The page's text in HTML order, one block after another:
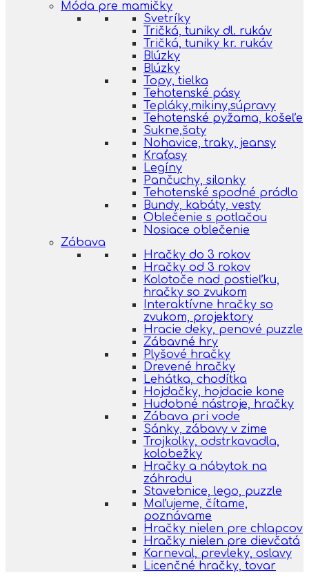
Móda pre mamičky
Svetríky
Tričká, tuniky dl. rukáv
Tričká, tuniky kr. rukáv
Blúzky
Blúzky
Topy, tielka
Tehotenské pásy
Tepláky,mikiny,súpravy
Tehotenské pyžama, košeľe
Sukne,šaty
Nohavice, traky, jeansy
Kraťasy
Legíny
Pančuchy, silonky
Tehotenské spodné prádlo
Bundy, kabáty, vesty
Oblečenie s potlačou
Nosiace oblečenie
Zábava
Hračky do 3 rokov
Hračky od 3 rokov
Kolotoče nad postieľku,
hračky so zvukom
Interaktívne hračky so
zvukom, projektory
Hracie deky, penové puzzle
Zábavné hry
Plyšové hračky
Drevené hračky
Lehátka, chodítka
Hojdačky, hojdacie kone
Hudobné nástroje, hračky
Zábava pri vode
Sánky, zábavy v zime
Trojkolky, odstrkavadla,
kolobežky
Hračky a nábytok na
záhradu
Stavebnice, lego, puzzle
Maľujeme, čítame,
poznávame
Hračky nielen pre chlapcov
Hračky nielen pre dievčatá
Karneval, prevleky, oslavy
Licenčné hračky, tovar